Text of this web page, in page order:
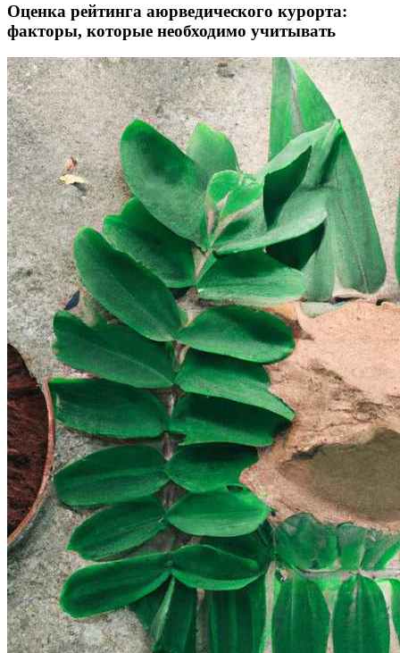
Оценка рейтинга аюрведического курорта:
факторы, которые необходимо учитывать